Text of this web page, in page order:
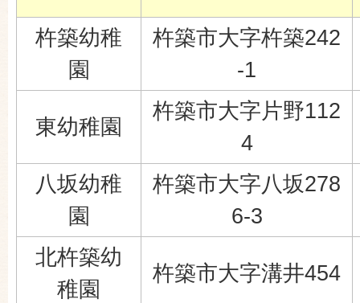
杵築幼稚
園
杵築市大字杵築242
-1
東幼稚園
杵築市大字片野112
4
八坂幼稚
園
杵築市大字八坂278
6-3
北杵築幼
稚園
杵築市大字溝井454